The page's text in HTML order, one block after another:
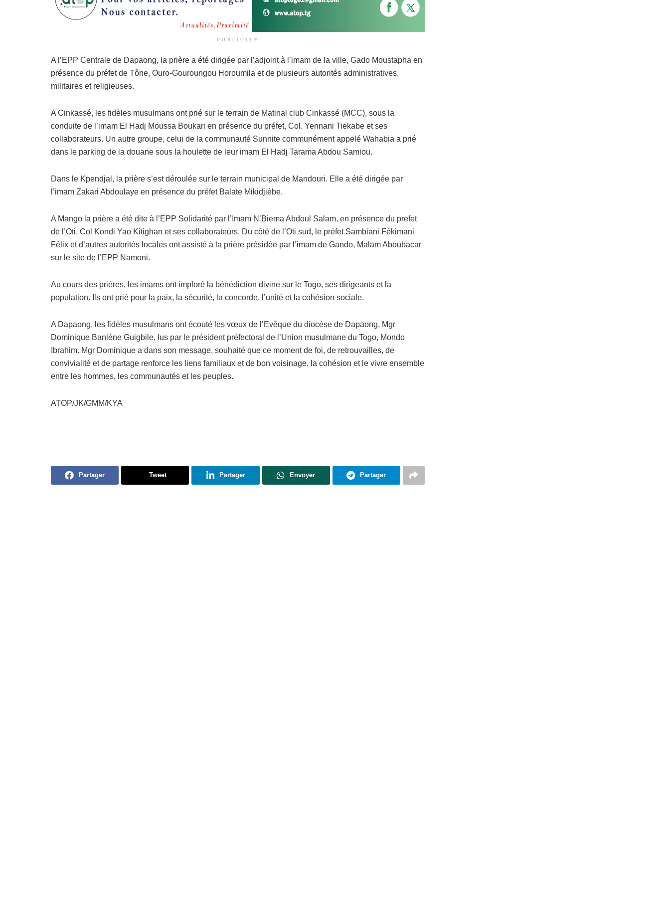
PUBLICITÉ
A l’EPP Centrale de Dapaong, la prière a été dirigée par l’adjoint à l’imam de la ville, Gado Moustapha en
présence du préfet de Tône, Ouro-Gouroungou Horoumila et de plusieurs autorités administratives,
militaires et religieuses.
A Cinkassé, les fidèles musulmans ont prié sur le terrain de Matinal club Cinkassé (MCC), sous la
conduite de l’imam El Hadj Moussa Boukari en présence du préfet, Col. Yennani Tiekabe et ses
collaborateurs. Un autre groupe, celui de la communauté Sunnite communément appelé Wahabia a prié
dans le parking de la douane sous la houlette de leur imam El Hadj Tarama Abdou Samiou.
Dans le Kpendjal, la prière s’est déroulée sur le terrain municipal de Mandouri. Elle a été dirigée par
l’imam Zakari Abdoulaye en présence du préfet Balate Mikidjièbe.
A Mango la prière a été dite à l’EPP Solidarité par l’Imam N’Biema Abdoul Salam, en présence du prefet
de l’Oti, Col Kondi Yao Kitighan et ses collaborateurs. Du côté de l’Oti sud, le préfet Sambiani Fékimani
Félix et d’autres autorités locales ont assisté à la prière présidée par l’imam de Gando, Malam Aboubacar
sur le site de l’EPP Namoni.
Au cours des prières, les imams ont imploré la bénédiction divine sur le Togo, ses dirigeants et la
population. Ils ont prié pour la paix, la sécurité, la concorde, l’unité et la cohésion sociale.
A Dapaong, les fidèles musulmans ont écouté les vœux de l’Evêque du diocèse de Dapaong, Mgr
Dominique Banléne Guigbile, lus par le président préfectoral de l’Union musulmane du Togo, Mondo
Ibrahim. Mgr Dominique a dans son message, souhaité que ce moment de foi, de retrouvailles, de
convivialité et de partage renforce les liens familiaux et de bon voisinage, la cohésion et le vivre ensemble
entre les hommes, les communautés et les peuples.
ATOP/JK/GMM/KYA
Partager Tweet Partager Envoyer Partager